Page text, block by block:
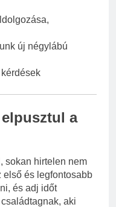
új négylábú
a
sokan hirtelen nem
első és legfontosabb
és adj időt
aki